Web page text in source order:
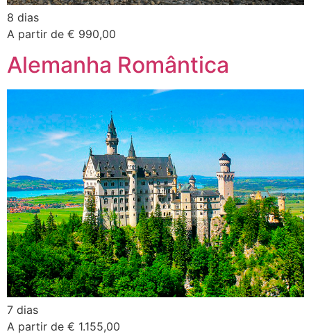
8 dias
A partir de € 990,00
Alemanha Romântica
7 dias
A partir de € 1.155,00